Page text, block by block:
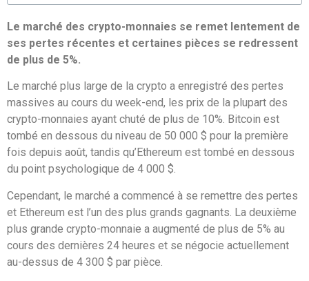
Le marché des crypto-monnaies se remet lentement de
ses pertes récentes et certaines pièces se redressent
de plus de 5%.
Le marché plus large de la crypto a enregistré des pertes
massives au cours du week-end, les prix de la plupart des
crypto-monnaies ayant chuté de plus de 10%. Bitcoin est
tombé en dessous du niveau de 50 000 $ pour la première
fois depuis août, tandis qu’Ethereum est tombé en dessous
du point psychologique de 4 000 $.
Cependant, le marché a commencé à se remettre des pertes
et Ethereum est l’un des plus grands gagnants. La deuxième
plus grande crypto-monnaie a augmenté de plus de 5% au
cours des dernières 24 heures et se négocie actuellement
au-dessus de 4 300 $ par pièce.